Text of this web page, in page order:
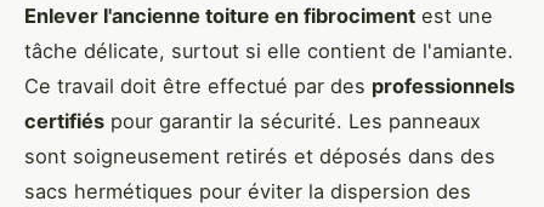
Enlever l'ancienne toiture en fibrociment est une
tâche délicate, surtout si elle contient de l'amiante.
Ce travail doit être effectué par des professionnels
certifiés pour garantir la sécurité. Les panneaux
sont soigneusement retirés et déposés dans des
sacs hermétiques pour éviter la dispersion des